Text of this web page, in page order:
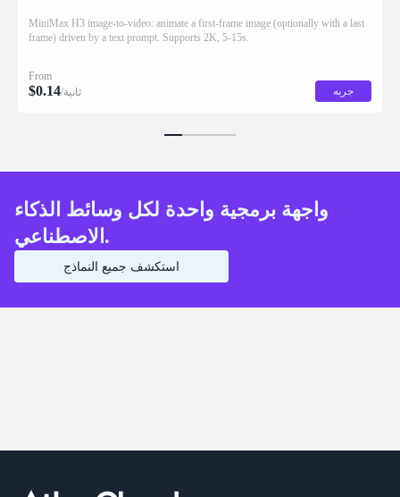
MiniMax H3 image-to-video: animate a first-frame image (optionally with a last
frame) driven by a text prompt. Supports 2K, 5-15s.
From
$0.14 /ثانية جربه
واجهة برمجية واحدة لكل وسائط الذكاء
الاصطناعي.
استكشف جميع النماذج